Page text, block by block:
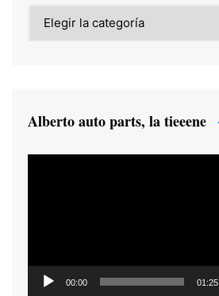
Alberto auto parts, la tieeene
00:00 01:25